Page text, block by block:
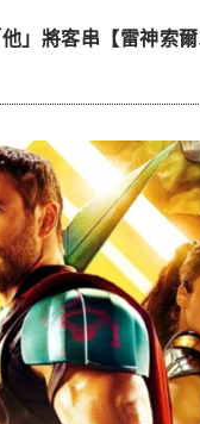
」將客串【雷神索爾